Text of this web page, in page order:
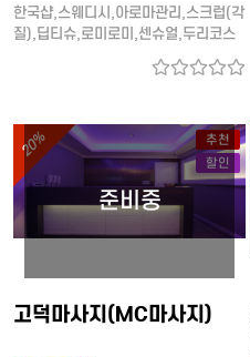
한국샵,스웨디시,아로마관리,스크럽(각
질),딥티슈,로미로미,센슈얼,두리코스
추천
할인
20%
고덕마사지(MC마사지)